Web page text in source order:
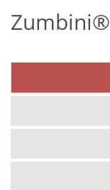
Zumbini®